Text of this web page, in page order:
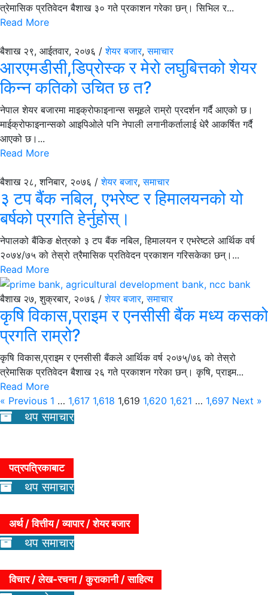
त्रेमासिक प्रतिवेदन बैशाख ३० गते प्रकाशन गरेका छन्। सिभिल र...
Read More
बैशाख २९, आईतवार, २०७६ /शेयर बजार,समाचार
आरएमडीसी,डिप्रोस्क र मेरो लघुबित्तको शेयर
किन्न कतिको उचित छ त?
नेपाल शेयर बजारमा माइक्रोफाइनान्स समूहले राम्रो प्रदर्शन गर्दै आएको छ।
माईक्रोफाइनान्सको आइपिओले पनि नेपाली लगानीकर्तालाई धेरै आकर्षित गर्दै
आएको छ।...
Read More
बैशाख २८, शनिबार, २०७६ /शेयर बजार,समाचार
३ टप बैंक नबिल, एभरेष्ट र हिमालयनको यो
बर्षको प्रगति हेर्नुहोस्।
नेपालको बैंकिङ क्षेत्रको ३ टप बैंक नबिल, हिमालयन र एभरेष्टले आर्थिक वर्ष
२०७४/७५ को तेस्रो त्रैमासिक प्रतिवेदन प्रकाशन गरिसकेका छन्।...
Read More
बैशाख २७, शुक्रबार, २०७६ /शेयर बजार,समाचार
कृषि विकास,प्राइम र एनसीसी बैंक मध्य कसको
प्रगति राम्रो?
कृषि विकास,प्राइम र एनसीसी बैंकले आर्थिक वर्ष २०७५्/७६ को तेस्रो
त्रेमासिक प्रतिवेदन बैशाख २६ गते प्रकाशन गरेका छन्। कृषि, प्राइम...
Read More
« Previous 1 … 1,617 1,618 1,619 1,620 1,621 … 1,697 Next »
थप समाचार
पत्रपत्रिकाबाट
थप समाचार
अर्थ / वित्तीय / व्यापार / शेयर बजार
थप समाचार
विचार / लेख-रचना / कुराकानी / साहित्य